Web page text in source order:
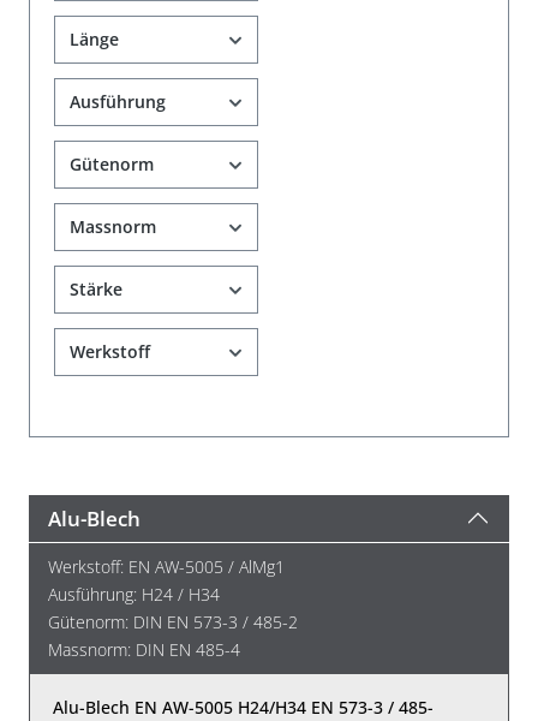
Länge
Ausführung
Gütenorm
Massnorm
Stärke
Werkstoff
Alu-Blech
Werkstoff: EN AW-5005 / AlMg1
Ausführung: H24 / H34
Gütenorm: DIN EN 573-3 / 485-2
Massnorm: DIN EN 485-4
Alu-Blech EN AW-5005 H24/H34 EN 573-3 / 485-